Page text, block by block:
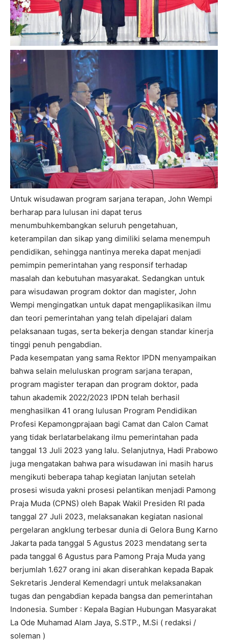
Untuk wisudawan program sarjana terapan, John Wempi
berharap para lulusan ini dapat terus
menumbuhkembangkan seluruh pengetahuan,
keterampilan dan sikap yang dimiliki selama menempuh
pendidikan, sehingga nantinya mereka dapat menjadi
pemimpin pemerintahan yang responsif terhadap
masalah dan kebutuhan masyarakat. Sedangkan untuk
para wisudawan program doktor dan magister, John
Wempi mengingatkan untuk dapat mengaplikasikan ilmu
dan teori pemerintahan yang telah dipelajari dalam
pelaksanaan tugas, serta bekerja dengan standar kinerja
tinggi penuh pengabdian.
Pada kesempatan yang sama Rektor IPDN menyampaikan
bahwa selain meluluskan program sarjana terapan,
program magister terapan dan program doktor, pada
tahun akademik 2022/2023 IPDN telah berhasil
menghasilkan 41 orang lulusan Program Pendidikan
Profesi Kepamongprajaan bagi Camat dan Calon Camat
yang tidak berlatarbelakang ilmu pemerintahan pada
tanggal 13 Juli 2023 yang lalu. Selanjutnya, Hadi Prabowo
juga mengatakan bahwa para wisudawan ini masih harus
mengikuti beberapa tahap kegiatan lanjutan setelah
prosesi wisuda yakni prosesi pelantikan menjadi Pamong
Praja Muda (CPNS) oleh Bapak Wakil Presiden RI pada
tanggal 27 Juli 2023, melaksanakan kegiatan nasional
pergelaran angklung terbesar dunia di Gelora Bung Karno
Jakarta pada tanggal 5 Agustus 2023 mendatang serta
pada tanggal 6 Agustus para Pamong Praja Muda yang
berjumlah 1.627 orang ini akan diserahkan kepada Bapak
Sekretaris Jenderal Kemendagri untuk melaksanakan
tugas dan pengabdian kepada bangsa dan pemerintahan
Indonesia. Sumber : Kepala Bagian Hubungan Masyarakat
La Ode Muhamad Alam Jaya, S.STP., M.Si ( redaksi /
soleman )